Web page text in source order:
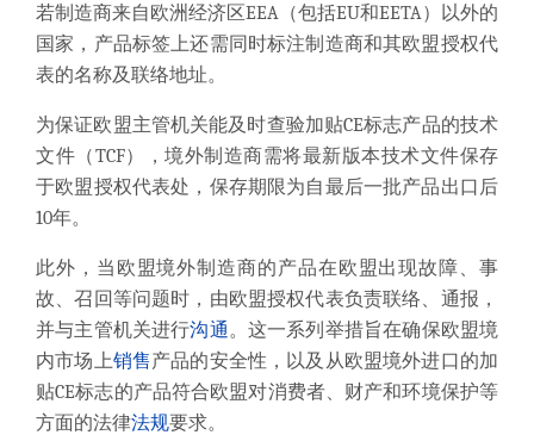
若制造商来自欧洲经济区EEA（包括EU和EETA）以外的
国家，产品标签上还需同时标注制造商和其欧盟授权代
表的名称及联络地址。
为保证欧盟主管机关能及时查验加贴CE标志产品的技术
文件（TCF），境外制造商需将最新版本技术文件保存
于欧盟授权代表处，保存期限为自最后一批产品出口后
10年。
此外，当欧盟境外制造商的产品在欧盟出现故障、事
故、召回等问题时，由欧盟授权代表负责联络、通报，
并与主管机关进行沟通。这一系列举措旨在确保欧盟境
内市场上销售产品的安全性，以及从欧盟境外进口的加
贴CE标志的产品符合欧盟对消费者、财产和环境保护等
方面的法律法规要求。